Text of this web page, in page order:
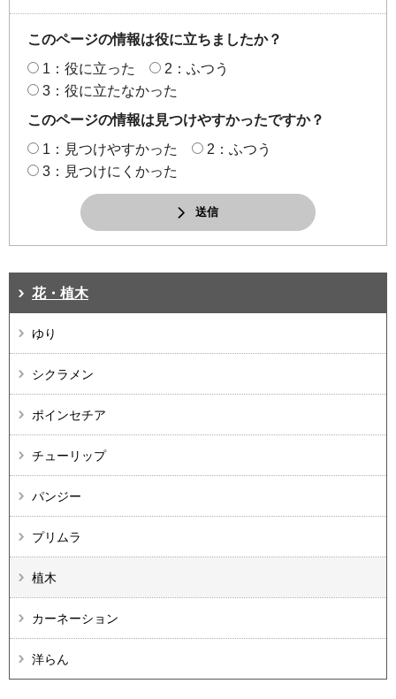
このページの情報は役に立ちましたか？
1：役に立った
2：ふつう
3：役に立たなかった
このページの情報は見つけやすかったですか？
1：見つけやすかった
2：ふつう
3：見つけにくかった
送信
花・植木
ゆり
シクラメン
ポインセチア
チューリップ
パンジー
プリムラ
植木
カーネーション
洋らん